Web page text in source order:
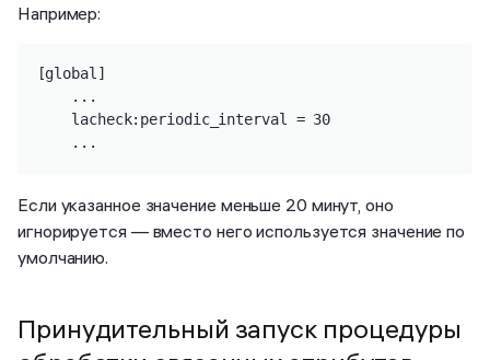
Например:
[global]
    ...
    lacheck:periodic_interval = 30
    ...
Если указанное значение меньше 20 минут, оно
игнорируется — вместо него используется значение по
умолчанию.
Принудительный запуск процедуры